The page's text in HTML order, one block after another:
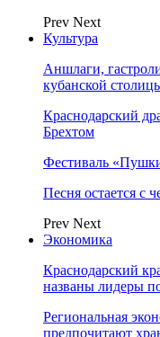
Prev Next
Культура
Аншлаги,
кубанской
Краснодарский
Брехтом
Фестиваль
Песня остается с
Prev Next
Экономика
Краснодарский
названы лидеры
Региональная
предпочитают